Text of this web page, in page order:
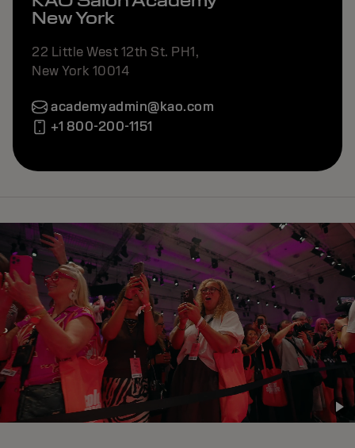
New York
22 Little West 12th St. PH1,
New York 10014
academyadmin@kao.com
+1 800-200-1151